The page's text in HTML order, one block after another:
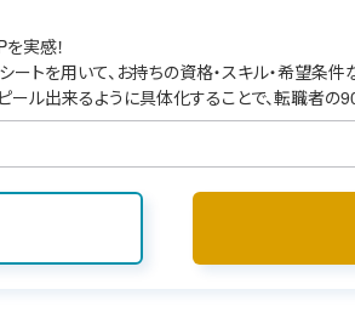
実感！
トを用いて、お持ちの資格・スキル・希望条件
ール出来るように具体化することで、転職者の